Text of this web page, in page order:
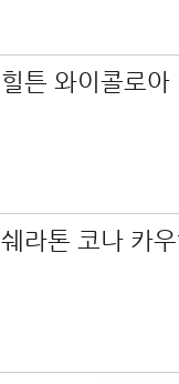
힐튼 와이콜로
쉐라톤 코나 카